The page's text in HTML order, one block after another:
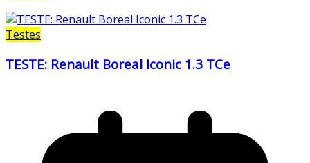
Testes
TESTE: Renault Boreal Iconic 1.3 TCe